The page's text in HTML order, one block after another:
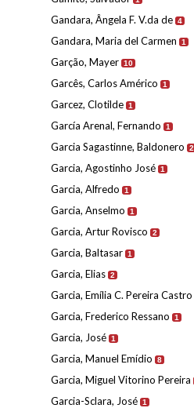
Gandara, Ângela F. V.da de 4
Gandara, Maria del Carmen 1
Garção, Mayer 10
Garcês, Carlos Américo 1
Garcez, Clotilde 1
García Arenal, Fernando 1
Garcia Sagastinne, Baldonero 2
Garcia, Agostinho José 1
Garcia, Alfredo 1
Garcia, Anselmo 1
Garcia, Artur Rovisco 2
Garcia, Baltasar 1
Garcia, Elias 2
Garcia, Emília C. Pereira Castro
Garcia, Frederico Ressano 1
Garcia, José 1
Garcia, Manuel Emídio 8
Garcia, Miguel Vitorino Pereira
Garcia-Sclara, José 1